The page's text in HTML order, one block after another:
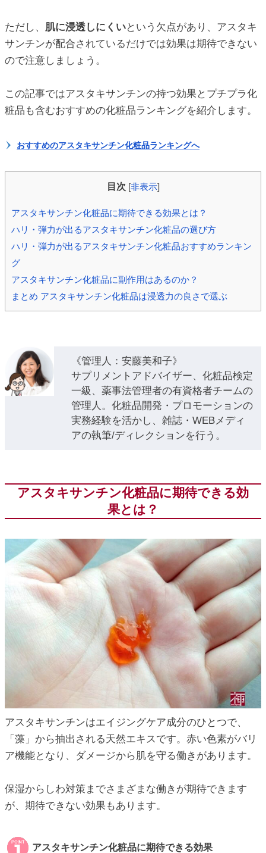
ただし、 肌に浸透しにくいという欠点があり、アスタキ
サンチンが配合されているだけでは効果は期待できない
ので注意しましょう。
この記事ではアスタキサンチンの持つ効果とプチプラ化
粧品も含むおすすめの化粧品ランキングを紹介します。
おすすめのアスタキサンチン化粧品ランキングへ
目次 [非表示]
アスタキサンチン化粧品に期待できる効果とは？
ハリ・弾力が出るアスタキサンチン化粧品の選び方
ハリ・弾力が出るアスタキサンチン化粧品おすすめランキン
グ
アスタキサンチン化粧品に副作用はあるのか？
まとめ アスタキサンチン化粧品は浸透力の良さで選ぶ
《管理人：安藤美和子》
サプリメントアドバイザー、化粧品検定
一級、薬事法管理者の有資格者チームの
管理人。化粧品開発・プロモーションの
実務経験を活かし、雑誌・WEBメディ
アの執筆/ディレクションを行う。
アスタキサンチン化粧品に期待できる効
果とは？
アスタキサンチンはエイジングケア成分のひとつで、
「藻」から抽出される天然エキスです。赤い色素がバリ
ア機能となり、ダメージから肌を守る働きがあります。
保湿からしわ対策までさまざまな働きが期待できます
が、期待できない効果もあります。
アスタキサンチン化粧品に期待できる効果
antiaging/wp-